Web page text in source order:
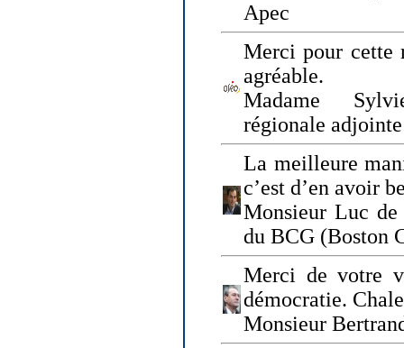
Apec
Merci pour cette
agréable.
Madame
régionale
La meilleure
c’est d’en avoir
Monsieur Luc de
du BCG (Boston
Merci de votre
démocratie.
Monsieur